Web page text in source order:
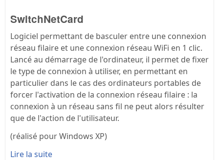
SwitchNetCard
Logiciel permettant de basculer entre une connexion
réseau filaire et une connexion réseau WiFi en 1 clic.
Lancé au démarrage de l'ordinateur, il permet de fixer
le type de connexion à utiliser, en permettant en
particulier dans le cas des ordinateurs portables de
forcer l'activation de la connexion réseau filaire : la
connexion à un réseau sans fil ne peut alors résulter
que de l'action de l'utilisateur.
(réalisé pour Windows XP)
Lire la suite